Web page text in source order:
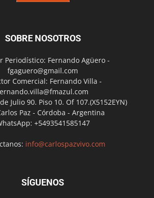
SOBRE NOSOTROS
Periodístico: Fernando Agüero -
fgaguero@gmail.com
Comercial: Fernando Villa -
Julio 90. Piso 10. Of 107.(X5152EYN)
Paz - Córdoba - Argentina
+5493541585147
info@carlospazvivo.com
SÍGUENOS